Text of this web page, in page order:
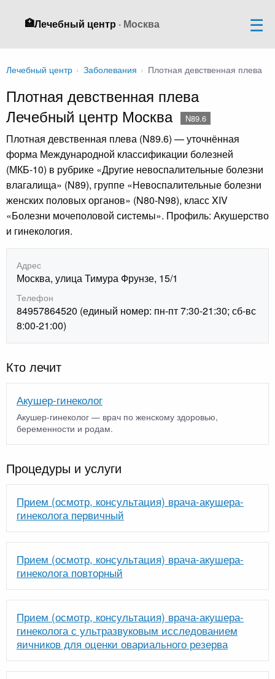
🏥Лечебный центр · Москва
Лечебный центр › Заболевания › Плотная девственная плева
Плотная девственная плева
Лечебный центр Москва
N89.6
Плотная девственная плева (N89.6) — уточнённая
форма Международной классификации болезней
(МКБ-10) в рубрике «Другие невоспалительные болезни
влагалища» (N89), группе «Невоспалительные болезни
женских половых органов» (N80-N98), класс XIV
«Болезни мочеполовой системы». Профиль: Акушерство
и гинекология.
Адрес
Москва, улица Тимура Фрунзе, 15/1
Телефон
84957864520 (единый номер: пн-пт 7:30-21:30; сб-вс
8:00-21:00)
Кто лечит
Акушер-гинеколог
Акушер-гинеколог — врач по женскому здоровью,
беременности и родам.
Процедуры и услуги
Прием (осмотр, консультация) врача-акушера-
гинеколога первичный
Прием (осмотр, консультация) врача-акушера-
гинеколога повторный
Прием (осмотр, консультация) врача-акушера-
гинеколога с ультразвуковым исследованием
яичников для оценки овариального резерва